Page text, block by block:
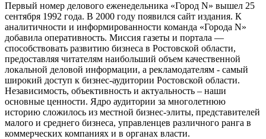
Первый номер делового еженедельника «Город N» вышел 25
сентября 1992 года. В 2000 году появился сайт издания. К
аналитичности и информированности команда «Города N»
добавила оперативность. Миссия газеты и портала —
способствовать развитию бизнеса в Ростовской области,
предоставляя читателям наибольший объем качественной
локальной деловой информации, а рекламодателям - самый
широкий доступ к бизнес-аудитории Ростовской области.
Независимость, объективность и актуальность – наши
основные ценности. Ядро аудитории за многолетнюю
историю сложилось из местной бизнес-элиты, представителей
малого и среднего бизнеса, управленцев различного ранга в
коммерческих компаниях и в органах власти.